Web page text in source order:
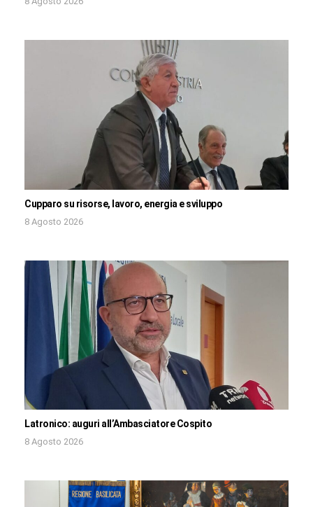
Cupparo su risorse, lavoro, energia e sviluppo
8 Agosto 2026
Latronico: auguri all’Ambasciatore Cospito
8 Agosto 2026